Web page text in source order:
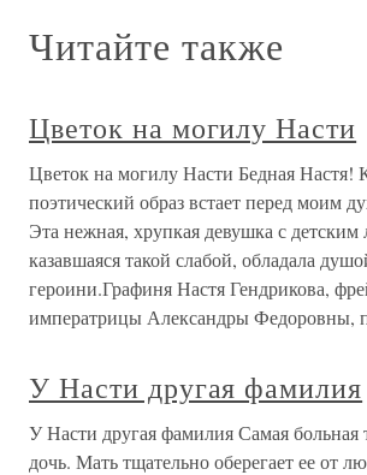
Читайте также
Цветок на могилу Насти
Цветок на могилу Насти Бедная Настя!
поэтический образ встает перед моим
Эта нежная, хрупкая девушка с детским
казавшаяся такой слабой, обладала
героини.Графиня Настя Гендрикова,
императрицы Александры Федоровны,
У Насти другая фамилия
У Насти другая фамилия Самая
дочь. Мать тщательно оберегает ее от